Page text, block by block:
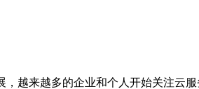
，越来越多的企业和个人开始关注云